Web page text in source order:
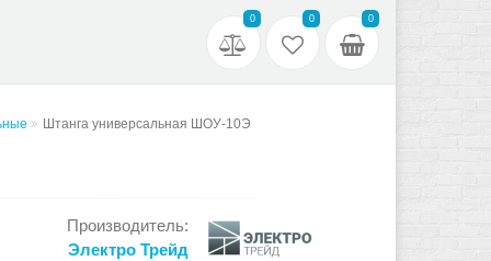
0 0 0
Штанга универсальная ШОУ-10Э
Производитель:
Электро Трейд